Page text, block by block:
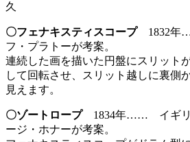
〇フェナキスティスコープ1832年
フ・プラトーが考案。
連続した画を描いた円盤にスリット
して回転させ、スリット越しに裏側
見えます。
〇ゾートロープ1834年…… イギリ
ージ・ホナーが考案。